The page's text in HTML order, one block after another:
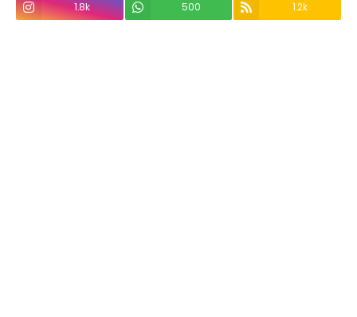
1.8k 500 1.2k